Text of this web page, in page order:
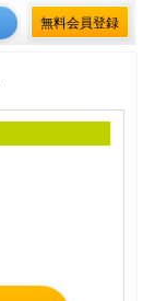
無料会員登録